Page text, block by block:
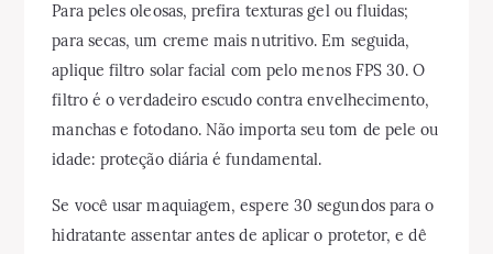
Para peles oleosas, prefira texturas gel ou fluidas;
para secas, um creme mais nutritivo. Em seguida,
aplique filtro solar facial com pelo menos FPS 30. O
filtro é o verdadeiro escudo contra envelhecimento,
manchas e fotodano. Não importa seu tom de pele ou
idade: proteção diária é fundamental.
Se você usar maquiagem, espere 30 segundos para o
hidratante assentar antes de aplicar o protetor, e dê